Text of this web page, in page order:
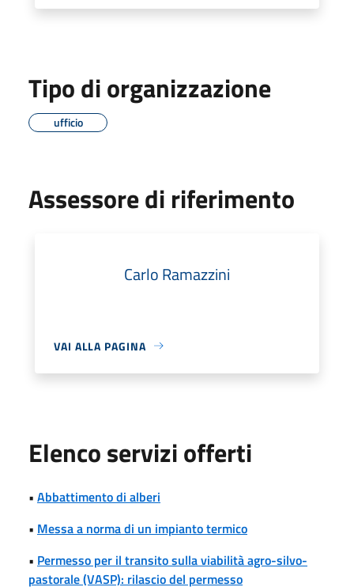
Tipo di organizzazione
ufficio
Assessore di riferimento
Carlo Ramazzini
VAI ALLA PAGINA
Elenco servizi offerti
• Abbattimento di alberi
• Messa a norma di un impianto termico
• Permesso per il transito sulla viabilità agro-silvo-
pastorale (VASP): rilascio del permesso